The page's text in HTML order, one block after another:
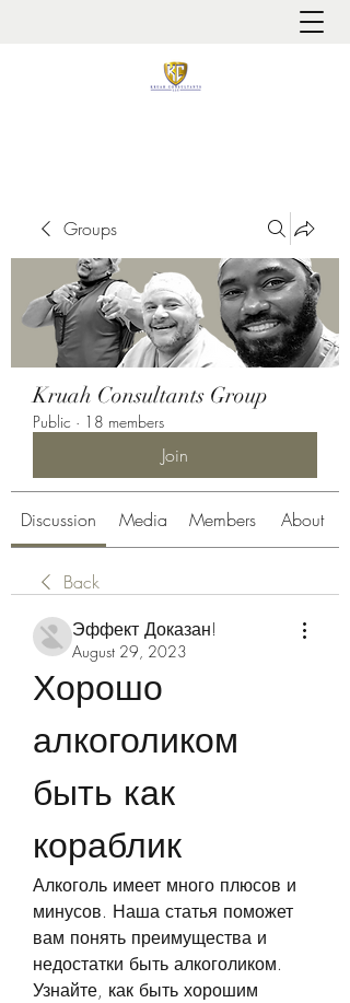
Groups
Kruah Consultants Group
Public · 18 members
Join
Discussion Media Members About
Back
Эффект Доказан!
August 29, 2023
Хорошо
алкоголиком
быть как
кораблик
Алкоголь имеет много плюсов и
минусов. Наша статья поможет
вам понять преимущества и
недостатки быть алкоголиком.
Узнайте, как быть хорошим